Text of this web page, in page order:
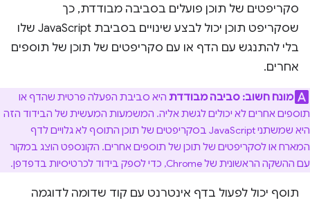
סקריפטים של תוכן פועלים בסביבה מבודדת, כך
שסקריפט תוכן יכול לבצע שינויים בסביבת JavaScript שלו
בלי להתנגש עם הדף או עם סקריפטים של תוכן של תוספים
אחרים.
מונח חשוב: סביבה מבודדת היא סביבת הפעלה פרטית שהדף או
תוספים אחרים לא יכולים לגשת אליה. המשמעות המעשית של הבידוד הזה
היא שמשתני JavaScript בסקריפטים של תוכן התוסף לא גלויים לדף
המארח או לסקריפטים של תוכן של תוספים אחרים. הקונספט הוצג במקור
עם ההשקה הראשונית של Chrome, כדי לספק בידוד לכרטיסיות בדפדפן.
תוסף יכול לפעול בדף אינטרנט עם קוד שדומה לדוגמה